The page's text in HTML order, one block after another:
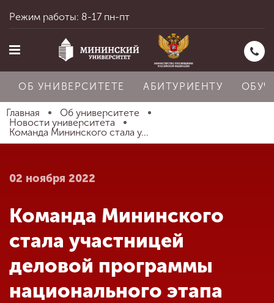
Главная
Абитуриенту
Обучение
Режим работы: 8-17 пн-пт
ОБ УНИВЕРСИТЕТЕ АБИТУРИЕНТУ
Главная
Об университете
Новости университета
Команда Мининского стала у...
02 ноября 2022
Команда Мининского
стала участницей
деловой программы
национального этапа